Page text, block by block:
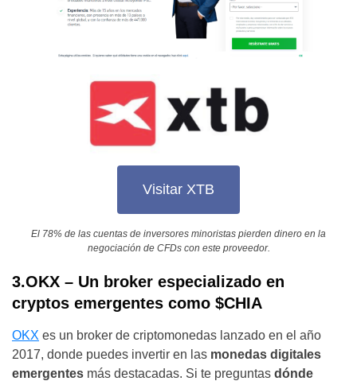
Visitar XTB
El 78% de las cuentas de inversores minoristas pierden dinero en la
negociación de CFDs con este proveedor.
3.OKX – Un broker especializado en
cryptos emergentes como $CHIA
OKX es un broker de criptomonedas lanzado en el año
2017, donde puedes invertir en las monedas digitales
emergentes más destacadas. Si te preguntas dónde